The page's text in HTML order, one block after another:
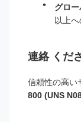
グロ
以上
連絡 くだ
信頼性の高い
800 (UNS